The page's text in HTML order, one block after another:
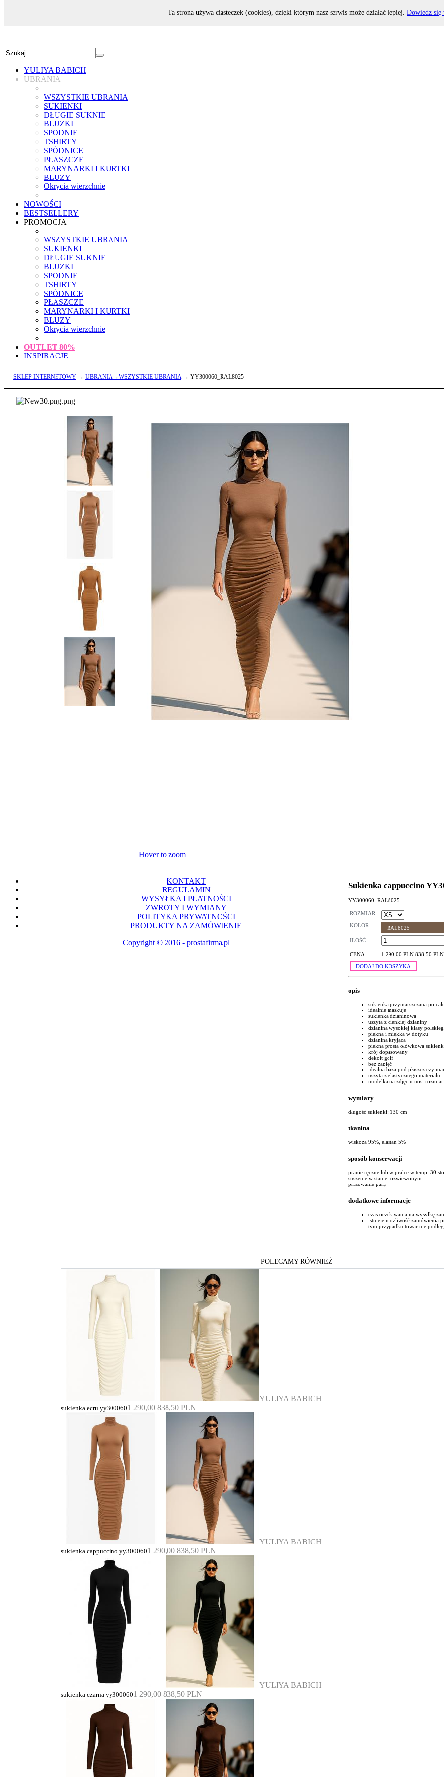
YULIYA BABICH
UBRANIA
WSZYSTKIE UBRANIA
SUKIENKI
DŁUGIE SUKNIE
BLUZKI
SPODNIE
TSHIRTY
SPÓDNICE
PŁASZCZE
MARYNARKI I KURTKI
BLUZY
Okrycia wierzchnie
NOWOŚCI
BESTSELLERY
PROMOCJA
WSZYSTKIE UBRANIA
SUKIENKI
DŁUGIE SUKNIE
BLUZKI
SPODNIE
TSHIRTY
SPÓDNICE
PŁASZCZE
MARYNARKI I KURTKI
BLUZY
Okrycia wierzchnie
OUTLET 80%
INSPIRACJE
SKLEP INTERNETOWY → UBRANIA→WSZYSTKIE UBRANIA→ YY300060_RAL8025
Hover to zoom
Sukienka cappuccino
YY300060_RAL8025
ROZMIAR :
KOLOR :
RAL8025
ILOŚĆ :
CENA : 1 290,00 PLN 838,50 PLN
DODAJ DO KOSZYKA
opis
sukienka przymarszczana po
idealnie maskuje
sukienka dzianinowa
uszyta z cienkiej dzianiny
dzianina wysokiej klasy
piękna i miękka w dotyku
dzianina kryjąca
piekna prosta ołówkowa
krój dopasowany
dekolt golf
bez zapięć
idealna baza pod płaszcz czy
uszyta z elastycznego materiału
modelka na zdjęciu nosi
wymiary
długość sukienki: 130 cm
tkanina
wiskoza 95%, elastan 5%
sposób konserwacji
pranie ręczne lub w pralce w temp. 30
suszenie w stanie rozwieszonym
prasowanie parą
dodatkowe informacje
czas oczekiwania na wysyłkę
istnieje możliwość zamówienia
tym przypadku towar nie
POLECAMY RÓWNIEŻ
YULIYA BABICH
sukienka ecru yy3000601 290,00 838,50 PLN
YULIYA BABICH
sukienka cappuccino yy3000601 290,00 838,50 PLN
YULIYA BABICH
sukienka czarna yy3000601 290,00 838,50 PLN
KONTAKT
REGULAMIN
WYSYŁKA I PŁATNOŚCI
ZWROTY I WYMIANY
POLITYKA PRYWATNOŚCI
PRODUKTY NA ZAMÓWIENIE
Copyright © 2016 - prostafirma.pl
Ta strona używa ciasteczek (cookies), dzięki którym nasz serwis może działać lepiej. Dowiedz się